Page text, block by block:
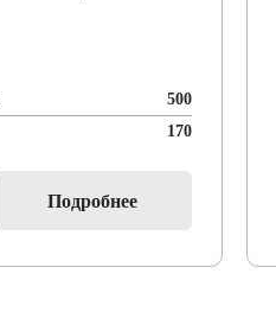
500
170
Подробнее